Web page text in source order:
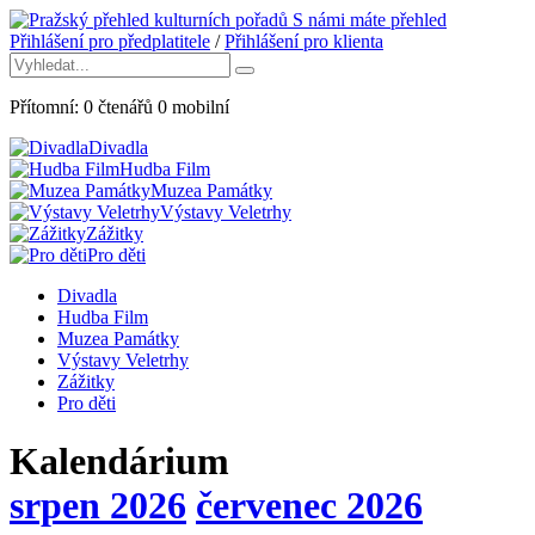
S námi máte přehled
Přihlášení pro předplatitele /Přihlášení pro klienta
Přítomní: 0 čtenářů 0 mobilní
Divadla
Hudba Film
Muzea Památky
Výstavy Veletrhy
Zážitky
Pro děti
Divadla
Hudba Film
Muzea Památky
Výstavy Veletrhy
Zážitky
Pro děti
Kalendárium
srpen 2026 červenec 2026